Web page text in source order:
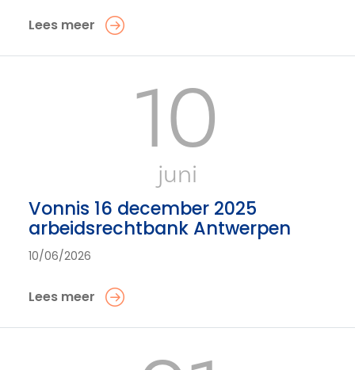
Lees meer
10
juni
Vonnis 16 december 2025
arbeidsrechtbank Antwerpen
10/06/2026
Lees meer